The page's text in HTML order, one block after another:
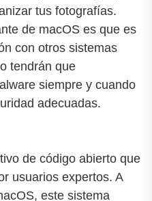
tus fotografías.
de macOS es que es
con otros sistemas
tendrán que
siempre y cuando
adecuadas.
de código abierto que
usuarios expertos. A
este sistema